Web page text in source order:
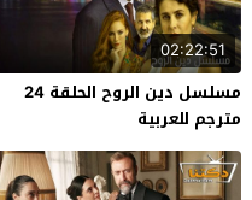
02:22:51
مسلسل دين الروح الحلقة 24
مترجم للعربية